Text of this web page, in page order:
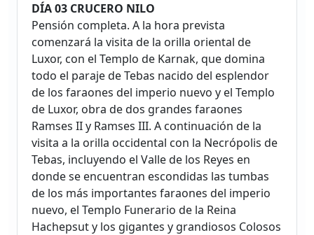
DÍA 03 CRUCERO NILO
Pensión completa. A la hora prevista
comenzará la visita de la orilla oriental de
Luxor, con el Templo de Karnak, que domina
todo el paraje de Tebas nacido del esplendor
de los faraones del imperio nuevo y el Templo
de Luxor, obra de dos grandes faraones
Ramses II y Ramses III. A continuación de la
visita a la orilla occidental con la Necrópolis de
Tebas, incluyendo el Valle de los Reyes en
donde se encuentran escondidas las tumbas
de los más importantes faraones del imperio
nuevo, el Templo Funerario de la Reina
Hachepsut y los gigantes y grandiosos Colosos